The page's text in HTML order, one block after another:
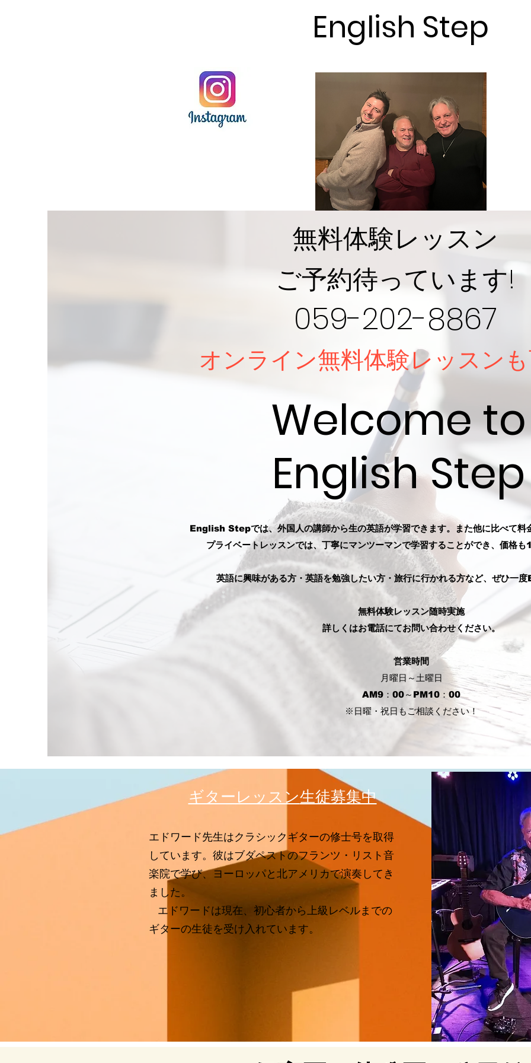
English Step
無料体験レッスン
ご予約待っています!
059-202-8867
オンライン無料体験レッスン
Welcome to
English Step
English Stepでは、外国人の講師から生の英語が学習できます。また他に比べて料
プライベートレッスンでは、丁寧にマンツーマンで学習することができ、価格
英語に興味がある方・英語を勉強したい方・旅行に行かれる方など、ぜひ一
無料体験レッスン随時実施
詳しくはお電話にてお問い合わせください。
​営業時間
月曜日～土曜日
AM9：00～PM10：00
​※日曜・祝日もご相談ください！
エドワード先生はクラシックギターの修士号を取得
しています。彼はブダペストのフランツ・リスト音
楽院で学び、ヨーロッパと北アメリカで演奏してき
ました。
エドワードは現在、初心者から上級レベルまでの
ギターの生徒を受け入れています。
ギターレッスン​生徒募集中